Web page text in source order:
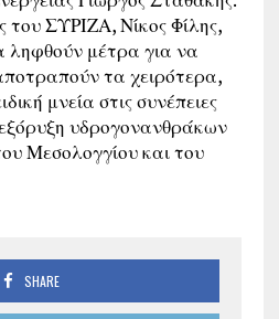
του ΣΥΡΙΖΑ, Νίκος Φίλης,
ληφθούν μέτρα για να
τα χειρότερα,
μνεία στις συνέπειες
υδρογονανθράκων
Μεσολογγίου και του
SHARE